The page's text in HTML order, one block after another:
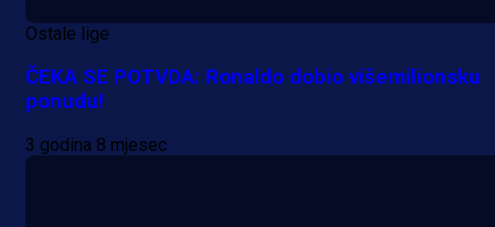
Ostale lige
ČEKA SE POTVDA: Ronaldo dobio višemilionsku
ponudu!
3 godina 8 mjesec